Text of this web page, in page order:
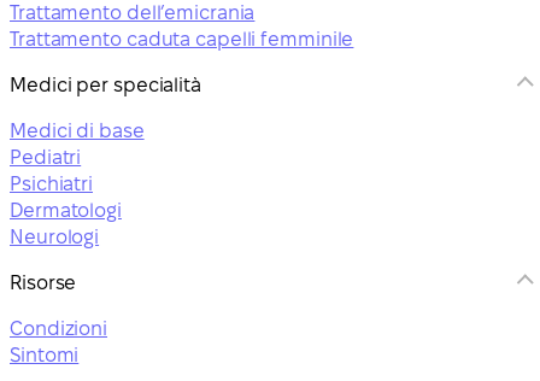
Trattamento dell’emicrania
Trattamento caduta capelli femminile
Medici per specialità
Medici di base
Pediatri
Psichiatri
Dermatologi
Neurologi
Risorse
Condizioni
Sintomi